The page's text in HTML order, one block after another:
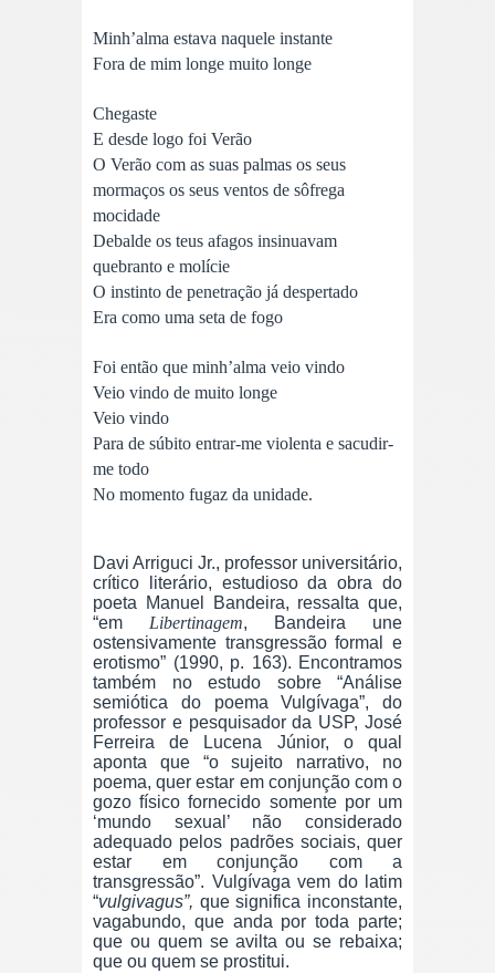
Minh’alma estava naquele instante
Fora de mim longe muito longe
Chegaste
E desde logo foi Verão
O Verão com as suas palmas os seus
mormaços os seus ventos de sôfrega
mocidade
Debalde os teus afagos insinuavam
quebranto e molície
O instinto de penetração já despertado
Era como uma seta de fogo
Foi então que minh’alma veio vindo
Veio vindo de muito longe
Veio vindo
Para de súbito entrar-me violenta e sacudir-
me todo
No momento fugaz da unidade.
Davi Arriguci Jr., professor universitário,
crítico literário, estudioso da obra do
poeta Manuel Bandeira, ressalta que,
“em
Libertinagem, Bandeira une
ostensivamente transgressão formal e
erotismo” (1990, p. 163). Encontramos
também no estudo sobre “Análise
semiótica do poema Vulgívaga”, do
professor e pesquisador da USP, José
Ferreira de Lucena Júnior, o qual
aponta que “o sujeito narrativo, no
poema, quer estar em conjunção com o
gozo físico fornecido somente por um
‘mundo sexual’ não considerado
adequado pelos padrões sociais, quer
estar em conjunção com a
transgressão”. Vulgívaga vem do latim
“vulgivagus”, que significa inconstante,
vagabundo, que anda por toda parte;
que ou quem se avilta ou se rebaixa;
que ou quem se prostitui.